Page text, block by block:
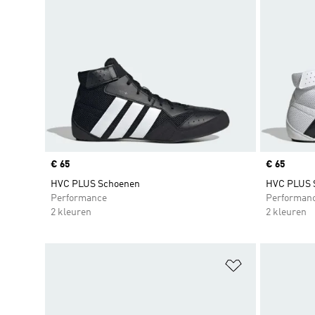
Price
€ 65
HVC PLUS Schoenen
Performance
2 kleuren
Price
€ 65
HVC PLUS
2 kleuren